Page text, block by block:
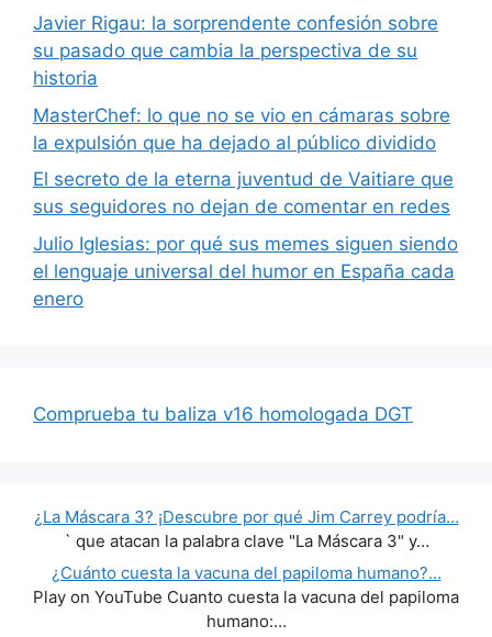
Javier Rigau: la sorprendente confesión sobre
su pasado que cambia la perspectiva de su
historia
MasterChef: lo que no se vio en cámaras sobre
la expulsión que ha dejado al público dividido
El secreto de la eterna juventud de Vaitiare que
sus seguidores no dejan de comentar en redes
Julio Iglesias: por qué sus memes siguen siendo
el lenguaje universal del humor en España cada
enero
Comprueba tu baliza v16 homologada DGT
¿La Máscara 3? ¡Descubre por qué Jim Carrey podría…
` que atacan la palabra clave "La Máscara 3" y…
¿Cuánto cuesta la vacuna del papiloma humano?…
Play on YouTube Cuanto cuesta la vacuna del papiloma
humano:…